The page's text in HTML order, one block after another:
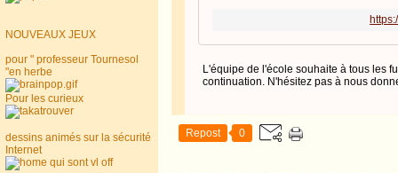
NOUVEAUX JEUX
pour " professeur Tournesol
"en herbe
Pour les curieux
dessins animés sur la sécurité
Internet
L'équipe de l'école souhaite à tous les
continuation. N'hésitez pas à nous
Repost 0